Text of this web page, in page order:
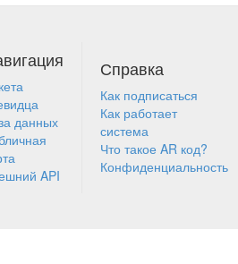
данных
API
Справка
Как подписаться
Как работает
система
Что такое AR код?
Конфиденциальность